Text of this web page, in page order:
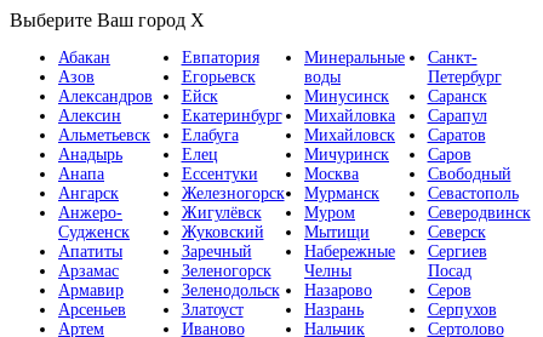
Выберите Ваш город X
Абакан
Азов
Александров
Алексин
Альметьевск
Анадырь
Анапа
Ангарск
Анжеро-
Судженск
Апатиты
Арзамас
Армавир
Арсеньев
Артем
Евпатория
Егорьевск
Ейск
Екатеринбург
Елабуга
Елец
Ессентуки
Железногорск
Жигулёвск
Жуковский
Заречный
Зеленогорск
Зеленодольск
Златоуст
Иваново
Минеральные
воды
Минусинск
Михайловка
Михайловск
Мичуринск
Москва
Мурманск
Муром
Мытищи
Набережные
Челны
Назарово
Назрань
Нальчик
Санкт-
Петербург
Саранск
Сарапул
Саратов
Саров
Свободный
Севастополь
Северодвинск
Северск
Сергиев
Посад
Серов
Серпухов
Сертолово